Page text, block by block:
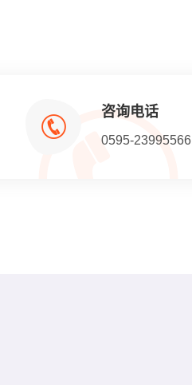
咨询电话
0595-23995566